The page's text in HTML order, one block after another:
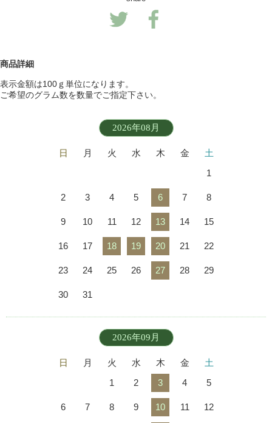
商品詳細
表示金額は100ｇ単位になります。
ご希望のグラム数を数量でご指定下さい。
2026年08月
日 月 火 水 木 金
土
1
2 3 4 5 6 7 8
9 10 11 12 13 14 15
16 17 18 19 20 21 22
23 24 25 26 27 28 29
30 31
2026年09月
日 月 火 水 木 金
土
1
2 3 4 5
6 7 8 9 10 11 12